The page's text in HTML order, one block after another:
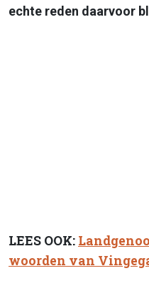
echte reden daarvoor
LEES OOK:
woorden van